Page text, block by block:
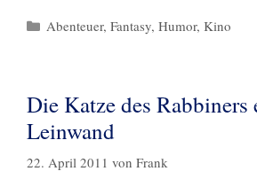
Kategorien
Abenteuer, Fantasy, Humor, Kino
Die Katze des Rabbiners
Leinwand
22. April 2011 von Frank